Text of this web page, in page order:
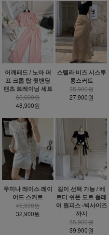
어깨패드 / 노아 퍼
프 크롭 탑 뒷밴딩
팬츠 트레이닝 세트
66,600원
48,900원
스텔라 비즈 시스루
롱스커트
35,900원
27,900원
루미나 레이스 레이
어드 스커트
45,900원
32,900원
길이 선택 가능 / 베
르디 쉬폰 도트 플레
어 원피스 -빅사이즈
까지
55,900원
39,900원